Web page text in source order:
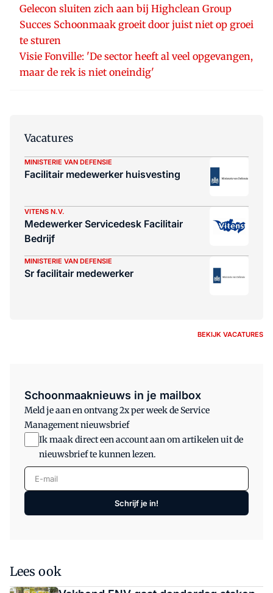
Gelecon sluiten zich aan bij Highclean Group
Succes Schoonmaak groeit door juist niet op groei
te sturen
Visie Fonville: 'De sector heeft al veel opgevangen,
maar de rek is niet oneindig'
Vacatures
MINISTERIE VAN DEFENSIE
Facilitair medewerker huisvesting
VITENS N.V.
Medewerker Servicedesk Facilitair
Bedrijf
MINISTERIE VAN DEFENSIE
Sr facilitair medewerker
BEKIJK VACATURES
Schoonmaaknieuws in je mailbox
Meld je aan en ontvang 2x per week de Service
Management nieuwsbrief
Ik maak direct een account aan om artikelen uit de
nieuwsbrief te kunnen lezen.
E-mail
Schrijf je in!
Lees ook